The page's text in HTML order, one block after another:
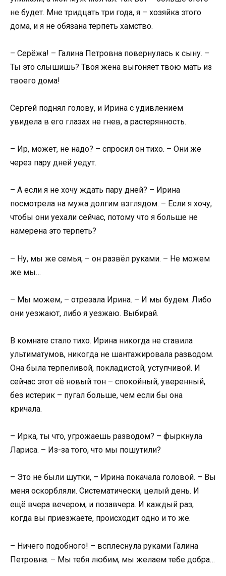
не будет. Мне тридцать три года, я – хозяйка этого
дома, и я не обязана терпеть хамство.
– Серёжа! – Галина Петровна повернулась к сыну. –
Ты это слышишь? Твоя жена выгоняет твою мать из
твоего дома!
Сергей поднял голову, и Ирина с удивлением
увидела в его глазах не гнев, а растерянность.
– Ир, может, не надо? – спросил он тихо. – Они же
через пару дней уедут.
– А если я не хочу ждать пару дней? – Ирина
посмотрела на мужа долгим взглядом. – Если я хочу,
чтобы они уехали сейчас, потому что я больше не
намерена это терпеть?
– Ну, мы же семья, – он развёл руками. – Не можем
же мы…
– Мы можем, – отрезала Ирина. – И мы будем. Либо
они уезжают, либо я уезжаю. Выбирай.
В комнате стало тихо. Ирина никогда не ставила
ультиматумов, никогда не шантажировала разводом.
Она была терпеливой, покладистой, уступчивой. И
сейчас этот её новый тон – спокойный, уверенный,
без истерик – пугал больше, чем если бы она
кричала.
– Ирка, ты что, угрожаешь разводом? – фыркнула
Лариса. – Из-за того, что мы пошутили?
– Это не были шутки, – Ирина покачала головой. – Вы
меня оскорбляли. Систематически, целый день. И
ещё вчера вечером, и позавчера. И каждый раз,
когда вы приезжаете, происходит одно и то же.
– Ничего подобного! – всплеснула руками Галина
Петровна. – Мы тебя любим, мы желаем тебе добра…